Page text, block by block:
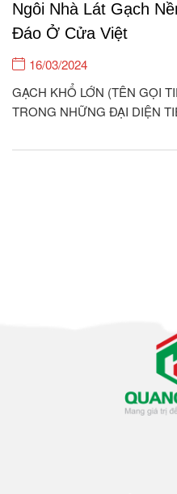
Ngôi Nhà Lát Gạch
Đáo Ở Cửa Việt
16/03/2024
GẠCH KHỔ LỚN (TÊN GỌI
TRONG NHỮNG ĐẠI DIỆN
GẠCH NÀY CHO KHÔNG